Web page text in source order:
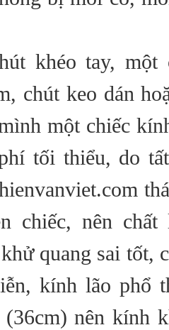
khéo tay, một
chút keo dán
một chiếc
tối thiểu, do
chiếc, nên
quang sai tốt,
kính lão phổ
nên kính